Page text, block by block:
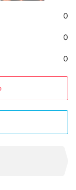
0
0
0